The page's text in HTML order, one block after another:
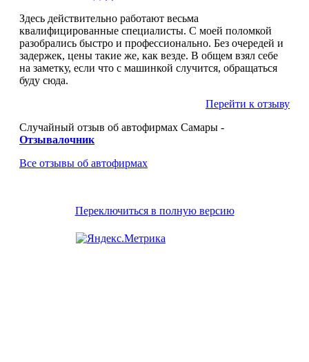
Здесь действительно работают весьма
квалифицированные специалисты. С моей поломкой
разобрались быстро и профессионально. Без очередей и
задержек, цены такие же, как везде. В общем взял себе
на заметку, если что с машинкой случится, обращаться
буду сюда.
Перейти к отзыву
Случайный отзыв об автофирмах Самары -
Отзывалочник
Все отзывы об автофирмах
Переключиться в полную версию